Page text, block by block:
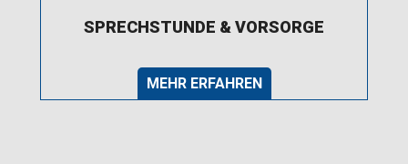
SPRECHSTUNDE & VORSORGE
MEHR ERFAHREN